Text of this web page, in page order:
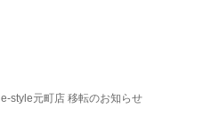
e-style元町店 移転のお知らせ